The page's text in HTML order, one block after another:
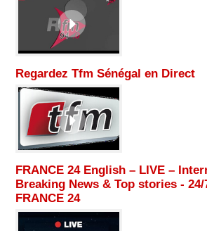
Regardez Tfm Sénégal en Direct
FRANCE 24 English – LIVE –
Breaking News & Top stories - 24/
FRANCE 24